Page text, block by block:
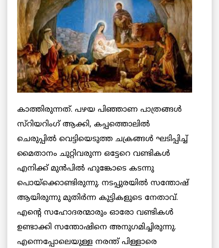
കാത്തിരുന്നത്. പഴയ പിഞ്ഞാണ പാത്രങ്ങള്‍
സ്റിയറിംഗ് ആക്കി, കപ്പത്തൊലില്‍
ചെരുപ്പില്‍ വെട്ടിയെടുത്ത ചക്രങ്ങള്‍ ഘടിപ്പിച്ച്
മൈതാനം ചുറ്റിവരുന്ന ഒട്ടേറെ വണ്ടികള്‍
എനിക്ക് മുന്‍പില്‍ ഹുങ്കോടെ കടന്നു
പൊയ്ക്കൊണ്ടിരുന്നു. നടപ്പുരയില്‍ സന്തോഷ്
ആയിരുന്നു മുതിര്‍ന്ന കുട്ടികളുടെ നേതാവ്.
എന്റെ സഹോദരന്മാരും ഓരോ വണ്ടികള്‍
ഉണ്ടാക്കി സന്തോഷിനെ അനുഗമിച്ചിരുന്നു.
എന്നെപ്പോലെയുള്ള നരന്ത് പിള്ളാരെ